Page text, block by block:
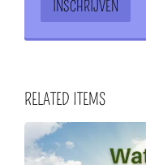
RELATED ITEMS